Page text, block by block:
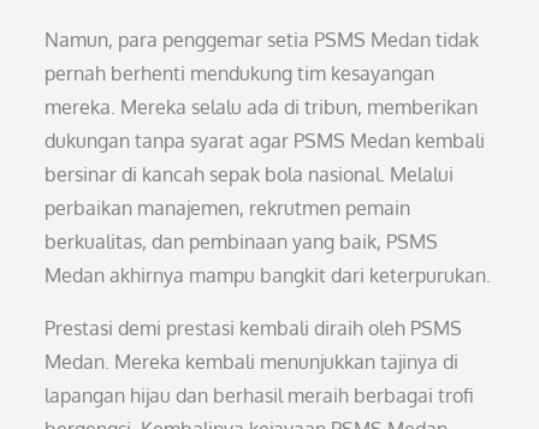
Namun, para penggemar setia PSMS Medan tidak
pernah berhenti mendukung tim kesayangan
mereka. Mereka selalu ada di tribun, memberikan
dukungan tanpa syarat agar PSMS Medan kembali
bersinar di kancah sepak bola nasional. Melalui
perbaikan manajemen, rekrutmen pemain
berkualitas, dan pembinaan yang baik, PSMS
Medan akhirnya mampu bangkit dari keterpurukan.
Prestasi demi prestasi kembali diraih oleh PSMS
Medan. Mereka kembali menunjukkan tajinya di
lapangan hijau dan berhasil meraih berbagai trofi